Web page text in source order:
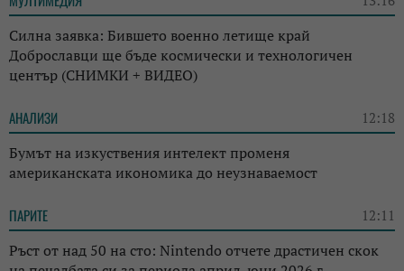
Силна заявка: Бившето военно летище край
Доброславци ще бъде космически и технологичен
център (СНИМКИ + ВИДЕО)
АНАЛИЗИ 12:18
Бумът на изкуствения интелект променя
американската икономика до неузнаваемост
ПАРИТЕ 12:11
Ръст от над 50 на сто: Nintendo отчете драстичен скок